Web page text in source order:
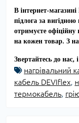
В інтернет-
підлога за
отримуєте офіційну
на кожен товар. З
Звертайтесь до нас,
нагрівальний
кабель DEVIflex
термокабель